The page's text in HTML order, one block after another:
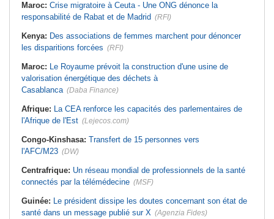
Maroc: Crise migratoire à Ceuta - Une ONG dénonce la
responsabilité de Rabat et de Madrid (RFI)
Kenya: Des associations de femmes marchent pour dénoncer
les disparitions forcées (RFI)
Maroc: Le Royaume prévoit la construction d'une usine de
valorisation énergétique des déchets à
Casablanca (Daba Finance)
Afrique: La CEA renforce les capacités des parlementaires de
l'Afrique de l'Est (Lejecos.com)
Congo-Kinshasa: Transfert de 15 personnes vers
l'AFC/M23 (DW)
Centrafrique: Un réseau mondial de professionnels de la santé
connectés par la télémédecine (MSF)
Guinée: Le président dissipe les doutes concernant son état de
santé dans un message publié sur X (Agenzia Fides)